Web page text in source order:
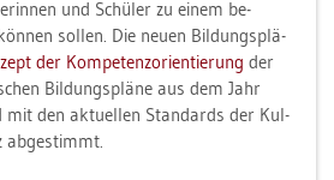
und Schü­ler zu einem be­
sol­len. Die neuen Bil­dungs­plä­
der Kom­pe­tenz­ori­en­tie­rung der
Bil­dungs­plä­ne aus dem Jahr
mit den ak­tu­el­len Stan­dards der Kul­
ab­ge­stimmt.